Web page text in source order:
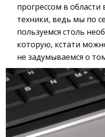
прогрессом в
техники, ведь мы по
пользуемся столь
которую, кстати
не задумываемся о